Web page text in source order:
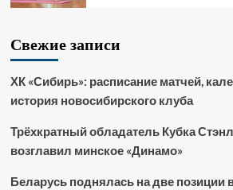
Свежие записи
ХК «Сибирь»: расписание матчей,
история новосибирского клуба
Трёхкратный обладатель Кубка
возглавил минское «Динамо»
Беларусь поднялась на две позиции